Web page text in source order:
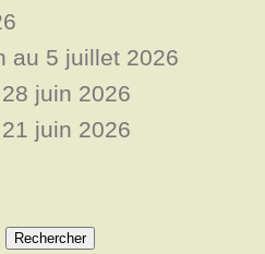
au 5 juillet 2026
juin 2026
juin 2026
Rechercher